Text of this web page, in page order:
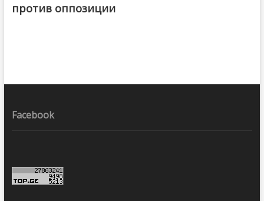
против оппозиции
Facebook